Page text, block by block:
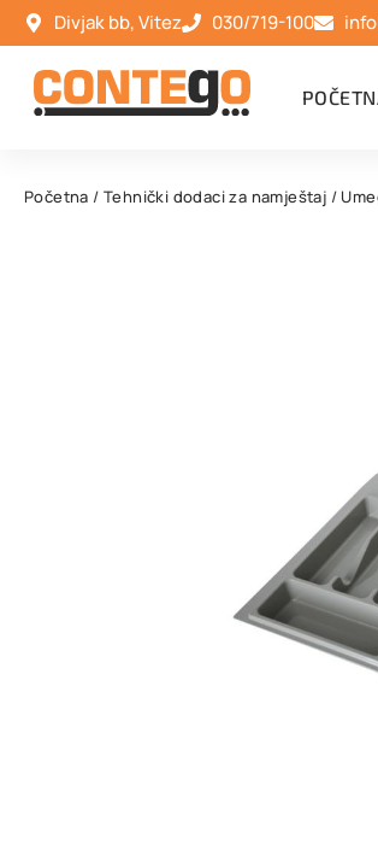
Divjak bb, Vitez 030/719-100
Početna /Tehnički dodaci za namještaj /